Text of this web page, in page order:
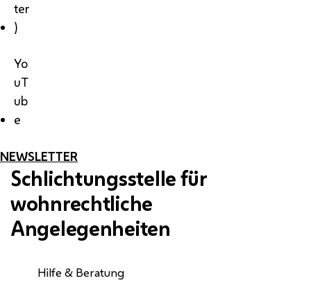
ter
)
Yo
uT
ub
e
NEWSLETTER
Schlichtungsstelle für
wohnrechtliche
Angelegenheiten
Hilfe & Beratung